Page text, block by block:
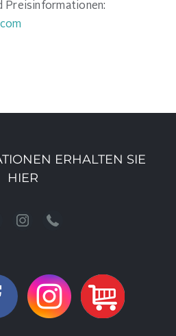
Preisinformationen:
ERHALTEN SIE
HIER